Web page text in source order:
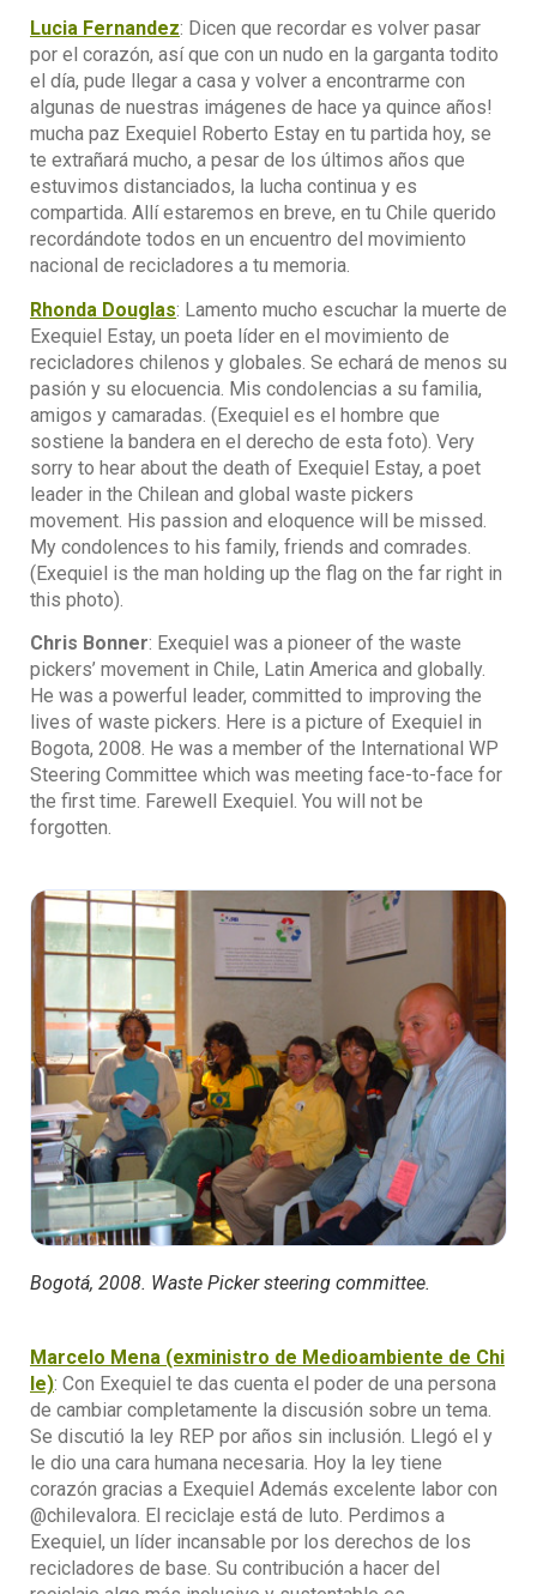
Lucia Fernandez: Dicen que recordar es volver pasar
por el corazón, así que con un nudo en la garganta todito
el día, pude llegar a casa y volver a encontrarme con
algunas de nuestras imágenes de hace ya quince años!
mucha paz Exequiel Roberto Estay en tu partida hoy, se
te extrañará mucho, a pesar de los últimos años que
estuvimos distanciados, la lucha continua y es
compartida. Allí estaremos en breve, en tu Chile querido
recordándote todos en un encuentro del movimiento
nacional de recicladores a tu memoria.
Rhonda Douglas: Lamento mucho escuchar la muerte de
Exequiel Estay, un poeta líder en el movimiento de
recicladores chilenos y globales. Se echará de menos su
pasión y su elocuencia. Mis condolencias a su familia,
amigos y camaradas. (Exequiel es el hombre que
sostiene la bandera en el derecho de esta foto). Very
sorry to hear about the death of Exequiel Estay, a poet
leader in the Chilean and global waste pickers
movement. His passion and eloquence will be missed.
My condolences to his family, friends and comrades.
(Exequiel is the man holding up the flag on the far right in
this photo).
Chris Bonner: Exequiel was a pioneer of the waste
pickers’ movement in Chile, Latin America and globally.
He was a powerful leader, committed to improving the
lives of waste pickers. Here is a picture of Exequiel in
Bogota, 2008. He was a member of the International WP
Steering Committee which was meeting face-to-face for
the first time. Farewell Exequiel. You will not be
forgotten.
Bogotá, 2008. Waste Picker steering committee.
Marcelo Mena (exministro de Medioambiente de Chi
le): Con Exequiel te das cuenta el poder de una persona
de cambiar completamente la discusión sobre un tema.
Se discutió la ley REP por años sin inclusión. Llegó el y
le dio una cara humana necesaria. Hoy la ley tiene
corazón gracias a Exequiel Además excelente labor con
@chilevalora. El reciclaje está de luto. Perdimos a
Exequiel, un líder incansable por los derechos de los
recicladores de base. Su contribución a hacer del